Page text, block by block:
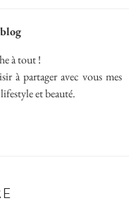
à tout !
à partager avec vous mes
et beauté.